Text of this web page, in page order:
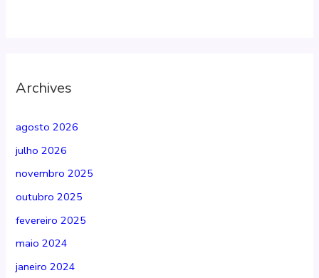
Archives
agosto 2026
julho 2026
novembro 2025
outubro 2025
fevereiro 2025
maio 2024
janeiro 2024